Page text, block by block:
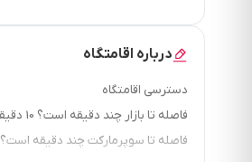
درباره اقامتگاه
دسترسی اقامتگاه
فاصله تا بازار چند دقیقه است؟ 10 دقیقه
فاصله تا سوپرمارکت چند دقیقه است؟ 2 دقیقه